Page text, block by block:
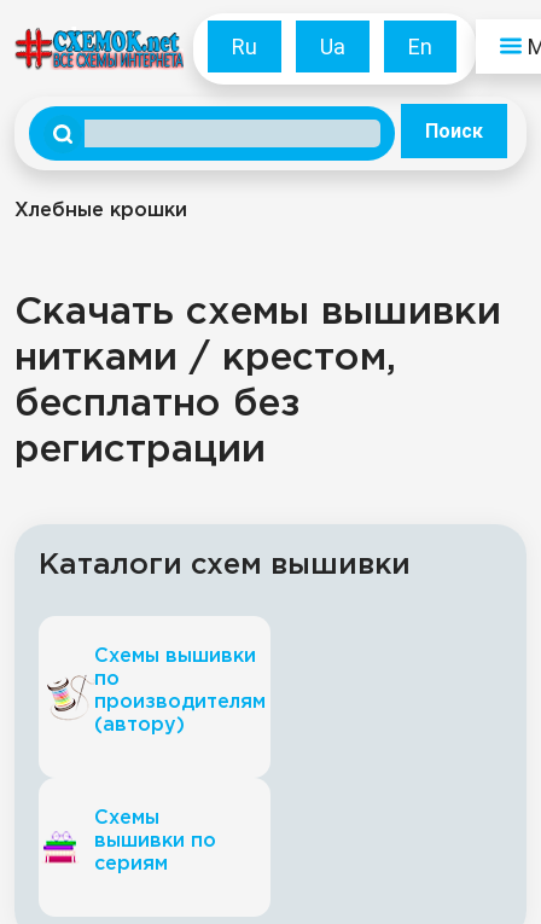
Ru Ua En
Поиск
Хлебные крошки
Скачать схемы вышивки
нитками / крестом,
бесплатно без
регистрации
Каталоги схем вышивки
Схемы вышивки
по
производителям
(автору)
Схемы
вышивки по
сериям